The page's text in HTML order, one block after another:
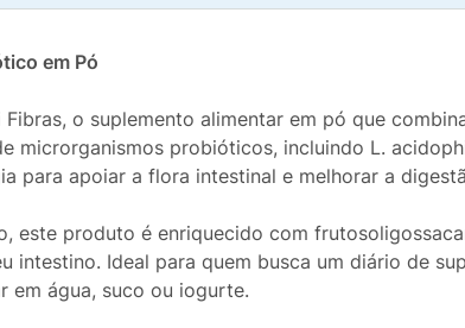
em Pó
o suplemento alimentar em pó que
microrganismos probióticos, incluindo L.
para apoiar a flora intestinal e melhorar a
este produto é enriquecido com
intestino. Ideal para quem busca um diário de
em água, suco ou iogurte.